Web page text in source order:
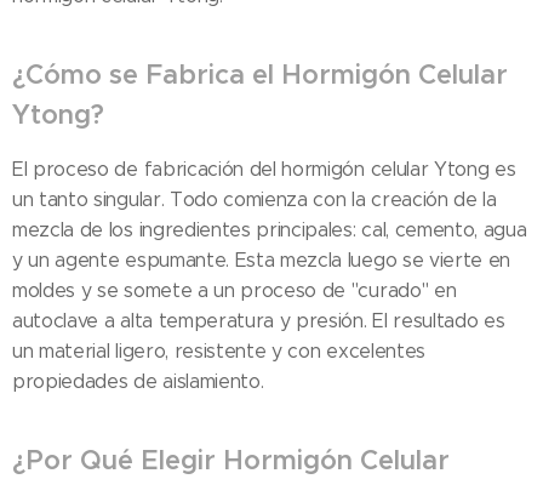
¿Cómo se Fabrica el Hormigón Celular
Ytong?
El proceso de fabricación del hormigón celular Ytong es
un tanto singular. Todo comienza con la creación de la
mezcla de los ingredientes principales: cal, cemento, agua
y un agente espumante. Esta mezcla luego se vierte en
moldes y se somete a un proceso de "curado" en
autoclave a alta temperatura y presión. El resultado es
un material ligero, resistente y con excelentes
propiedades de aislamiento.
¿Por Qué Elegir Hormigón Celular